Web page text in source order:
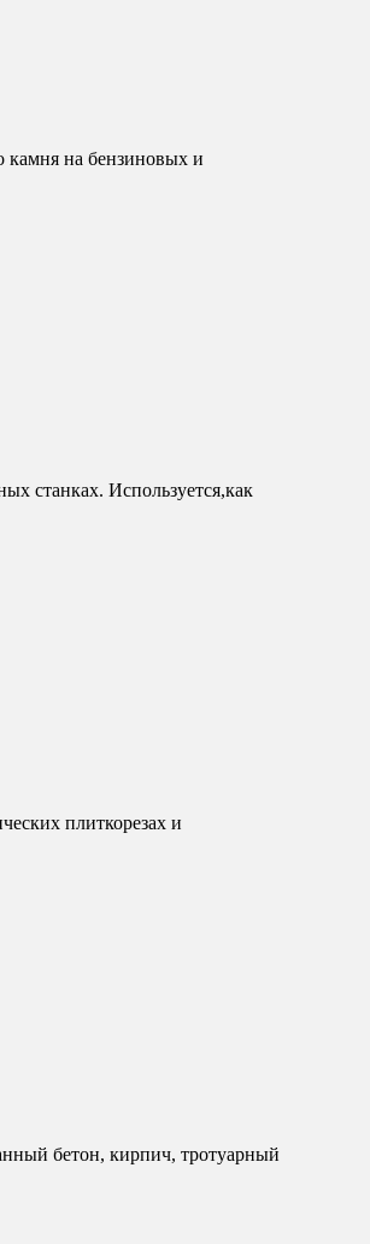
камня на бензиновых и
станках. Используется,как
плиткорезах и
бетон, кирпич, тротуарный